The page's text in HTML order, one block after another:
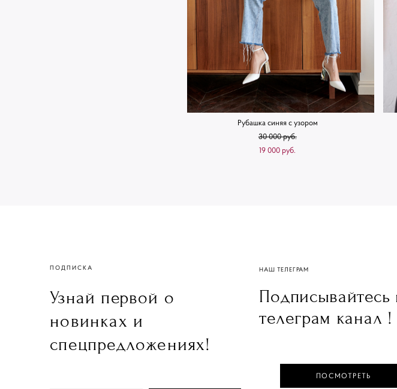
Рубашка синяя с узором
30 000 pуб.
19 000 pуб.
ПОДПИСКА
Узнай первой о
новинках и
спецпредложениях!
НАШ ТЕЛЕГРАМ
Подписывайтесь
телеграм канал !
ПОСМОТРЕТЬ